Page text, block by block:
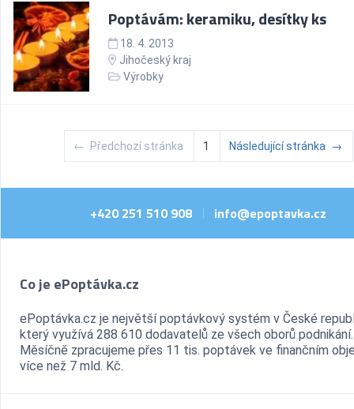
Poptávám: keramiku, desítky ks
18. 4. 2013
Jihočeský kraj
Výrobky
← Předchozí stránka 1 Následující stránka →
+420 251 510 908 | info@epoptavka.cz
Co je ePoptávka.cz
ePoptávka.cz je největší poptávkový systém v České
který využívá 288 610 dodavatelů ze všech oborů podnikání.
Měsíčně zpracujeme přes 11 tis. poptávek ve finančním
více než 7 mld. Kč.